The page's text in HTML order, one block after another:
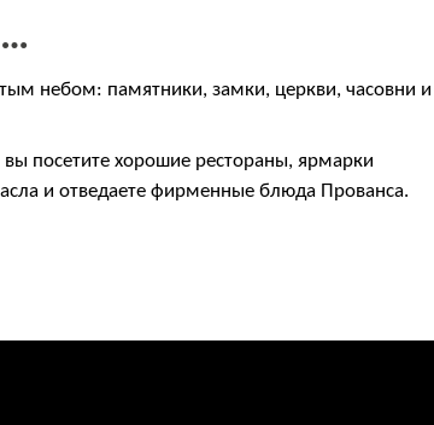
небом: памятники, замки, церкви, часовни и
вы посетите хорошие рестораны, ярмарки
и отведаете фирменные блюда Прованса.